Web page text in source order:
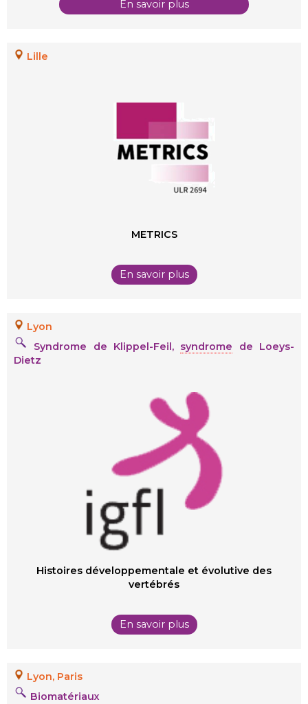
En savoir plus
Lille
METRICS
En savoir plus
Lyon
Syndrome de Klippel-Feil, syndrome de Loeys-
Dietz
Histoires développementale et évolutive des
vertébrés
En savoir plus
Lyon, Paris
Biomatériaux